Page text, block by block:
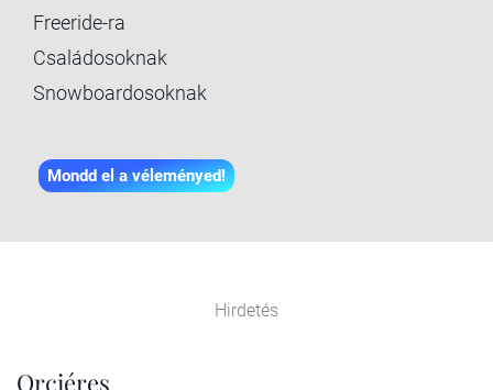
Freeride-ra
Családosoknak
Snowboardosoknak
Mondd el a véleményed!
Hirdetés
Orciéres